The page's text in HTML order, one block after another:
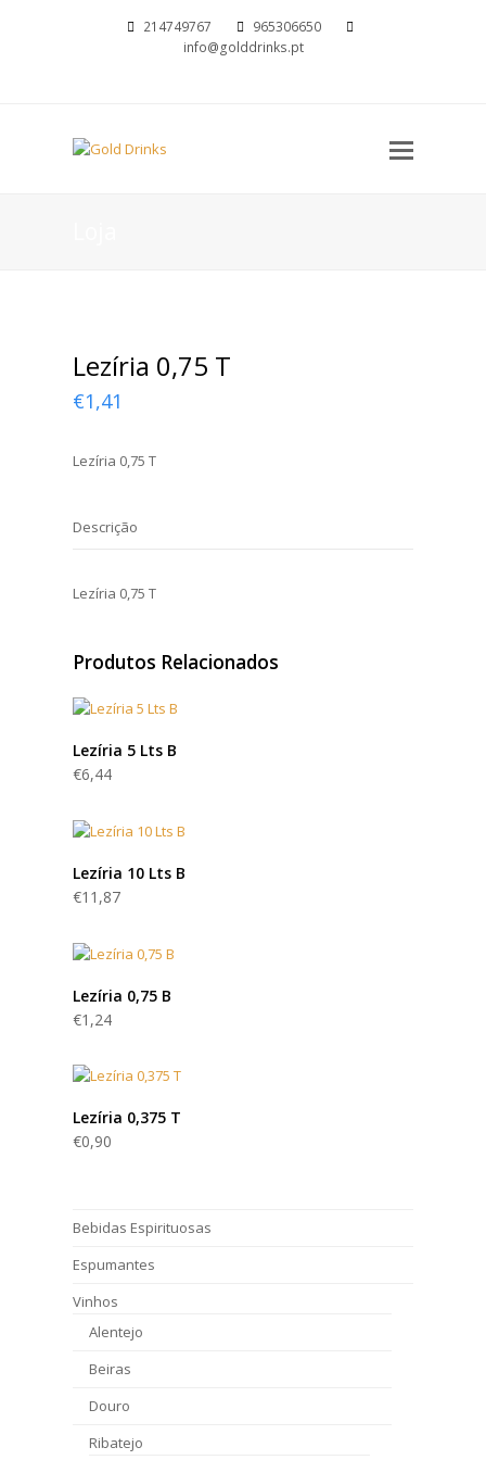
214749767
965306650
info@golddrinks.pt
Open
Lezíria 0,75 T
€1,41
Lezíria 0,75 T
Descrição
Lezíria 0,75 T
Produtos Relacionados
Lezíria 5 Lts B
€6,44
Lezíria 10 Lts B
€11,87
Lezíria 0,75 B
€1,24
Lezíria 0,375 T
€0,90
Bebidas Espirituosas
Espumantes
Vinhos
Alentejo
Beiras
Douro
Ribatejo